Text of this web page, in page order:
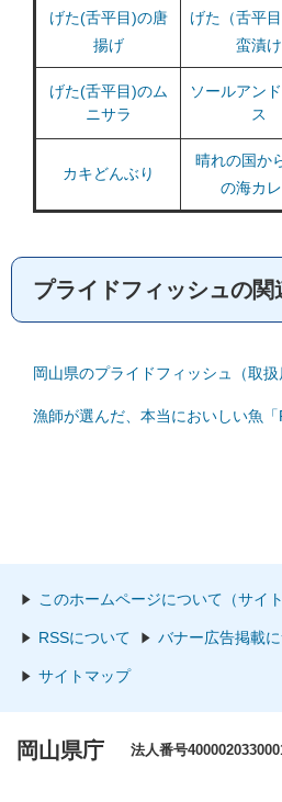
げた(舌平目)の唐
揚げ
げた（舌平
蛮漬け
げた(舌平目)のム
ニサラ
ソールアン
ス
カキどんぶり
晴れの国か
の海カ
プライドフィッシュの関
岡山県のプライドフィッシュ（取扱
漁師が選んだ、本当においしい魚「
このホームページについて（サイ
RSSについて バナー広告掲載
サイトマップ
岡山県庁 法人番号